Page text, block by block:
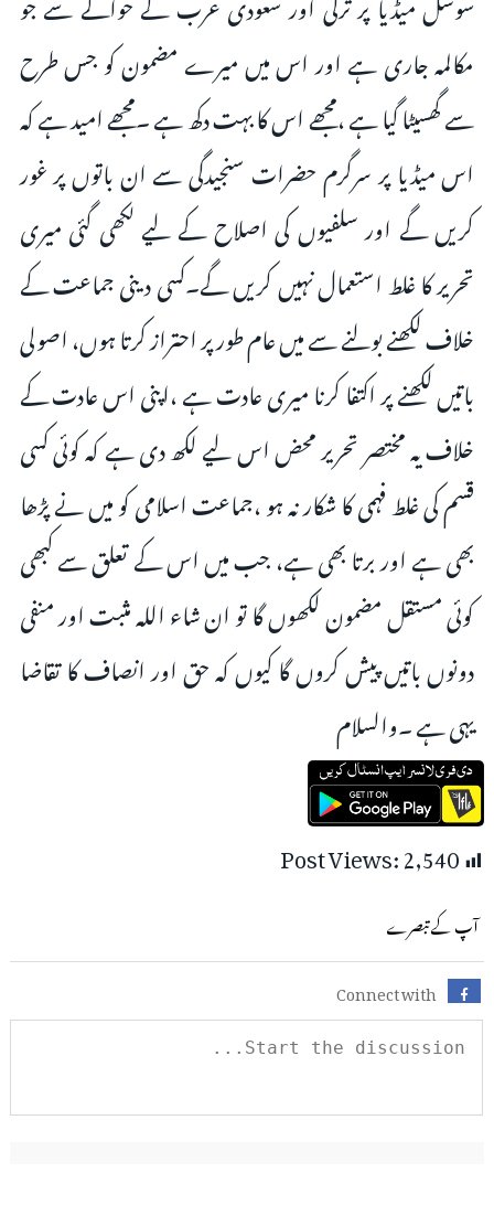
مکالمہ جاری ہے اور اس میں میرے مضمون کو جس طرح
سے گھسیٹا گیا ہے ،مجھے اس کا بہت دکھ ہے ۔مجھے امید ہے کہ
اس میڈیا پر سرگرم حضرات سنجیدگی سے ان باتوں پر غور
کریں گے اور سلفیوں کی اصلاح کے لیے لکھی گئی میری
تحریر کا غلط استعمال نہیں کریں گے۔کسی دینی جماعت کے
خلاف لکھنے بولنے سے میں عام طور پر احتراز کرتا ہوں، اصولی
باتیں لکھنے پر اکتفا کرنا میری عادت ہے ،اپنی اس عادت کے
خلاف یہ مختصر تحریر محض اس لیے لکھ دی ہے کہ کوئی کسی
قسم کی غلط فہمی کا شکار نہ ہو ،جماعت اسلامی کو میں نے پڑھا
بھی ہے اور برتا بھی ہے، جب میں اس کے تعلق سے کبھی
کوئی مستقل مضمون لکھوں گا تو ان شاء اللہ مثبت اور منفی
دونوں باتیں پیش کروں گا کیوں کہ حق اور انصاف کا تقاضا
یہی ہے ۔والسلام
Post Views:2,540
آپ کے تبصرے
Connect with